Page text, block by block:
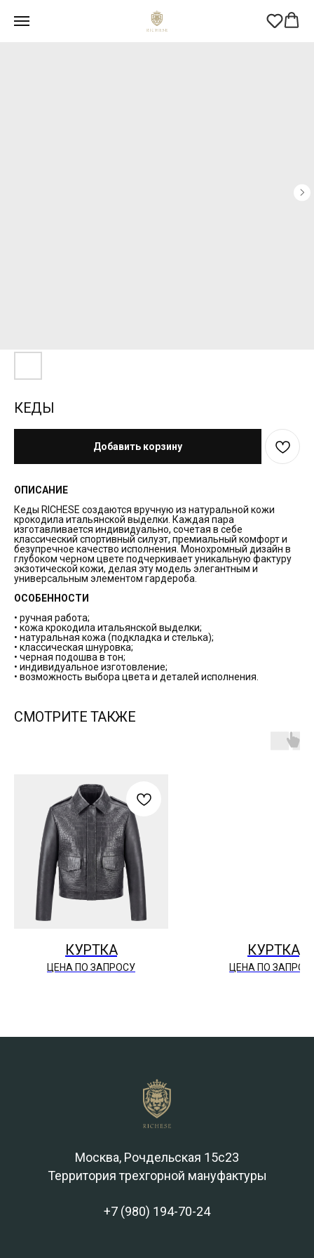
КЕДЫ
Добавить корзину
ОПИСАНИЕ
Кеды RICHESE создаются вручную из натуральной кожи
крокодила итальянской выделки. Каждая пара
изготавливается индивидуально, сочетая в себе
классический спортивный силуэт, премиальный комфорт и
безупречное качество исполнения. Монохромный дизайн в
глубоком черном цвете подчеркивает уникальную фактуру
экзотической кожи, делая эту модель элегантным и
универсальным элементом гардероба.
ОСОБЕННОСТИ
• ручная работа;
• кожа крокодила итальянской выделки;
• натуральная кожа (подкладка и стелька);
• классическая шнуровка;
• черная подошва в тон;
• индивидуальное изготовление;
• возможность выбора цвета и деталей исполнения.
СМОТРИТЕ ТАКЖЕ
КУРТКА
ЦЕНА ПО ЗАПРОСУ
КУРТКА
ЦЕНА ПО
Москва, Рочдельская 15с23
Территория трехгорной мануфактуры
+7 (980) 194-70-24